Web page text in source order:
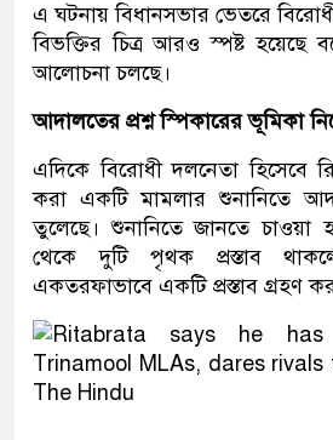
এ ঘটনায় বিধানসভার ভেতরে বিরোধী
বিভক্তির চিত্র আরও স্পষ্ট হয়েছে
আলোচনা চলছে।
আদালতের প্রশ্ন স্পিকারের ভূমিকা
এদিকে বিরোধী দলনেতা হিসেবে
করা একটি মামলার শুনানিতে
তুলেছে। শুনানিতে জানতে
থেকে দুটি পৃথক প্রস্তাব
একতরফাভাবে একটি প্রস্তাব গ্রহণ